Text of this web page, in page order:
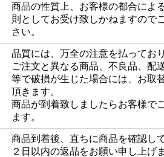
商品の性質上、お客様の都合によ
則としてお受け致しかねますので
さい。
品質には、万全の注意を払ってお
ご注文と異なる商品、不良品、配
等で破損が生じた場合には、お取
頂きます。
商品が到着致しましたらお客様で
ます。
商品到着後、直ちに商品を確認し
２日以内の返品をお願い申し上げ